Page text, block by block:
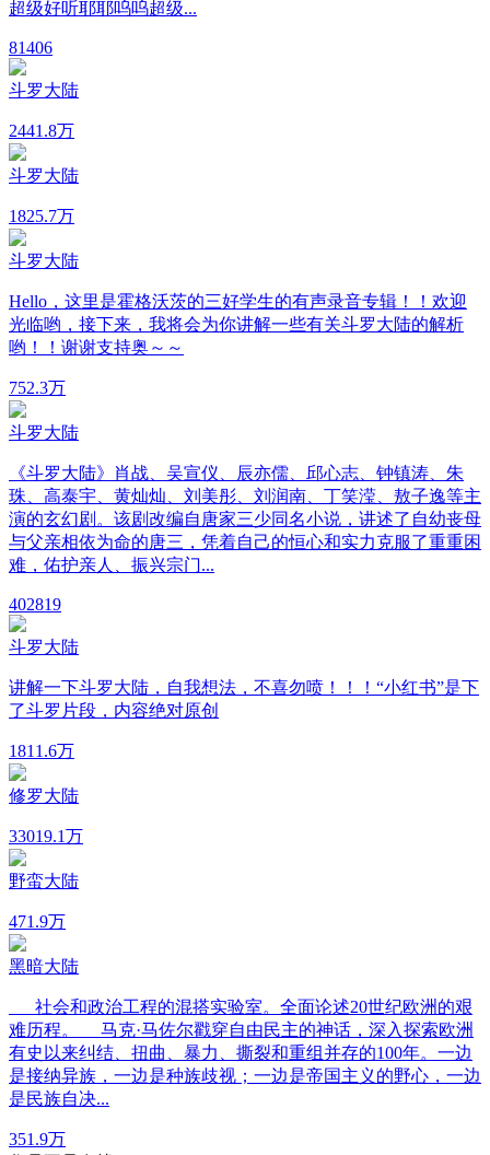
超级好听耶耶呜呜超级...
81406
斗罗大陆
2441.8万
斗罗大陆
1825.7万
斗罗大陆
Hello，这里是霍格沃茨的三好学生的有声录音专辑！！欢迎
光临哟，接下来，我将会为你讲解一些有关斗罗大陆的解析
哟！！谢谢支持奥～～
752.3万
斗罗大陆
《斗罗大陆》肖战、吴宣仪、辰亦儒、邱心志、钟镇涛、朱
珠、高泰宇、黄灿灿、刘美彤、刘润南、丁笑滢、敖子逸等主
演的玄幻剧。该剧改编自唐家三少同名小说，讲述了自幼丧母
与父亲相依为命的唐三，凭着自己的恒心和实力克服了重重困
难，佑护亲人、振兴宗门...
402819
斗罗大陆
讲解一下斗罗大陆，自我想法，不喜勿喷！！！“小红书”是下
了斗罗片段，内容绝对原创
1811.6万
修罗大陆
33019.1万
野蛮大陆
471.9万
黑暗大陆
社会和政治工程的混搭实验室。全面论述20世纪欧洲的艰
难历程。 马克·马佐尔戳穿自由民主的神话，深入探索欧洲
有史以来纠结、扭曲、暴力、撕裂和重组并存的100年。一边
是接纳异族，一边是种族歧视；一边是帝国主义的野心，一边
是民族自决...
351.9万